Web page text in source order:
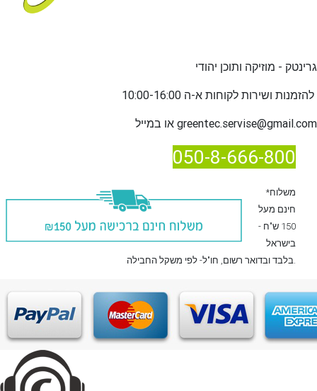
גרינטק - מוזיקה ותוכן יהודי
להזמנות ו
greentec.servise@gmail.com
050-8-666-800
*משלוח
חינם מעל
150 ש"ח -
בישראל
בלבדובדואר רשום , חו"ל- לפי משקל החבילה.